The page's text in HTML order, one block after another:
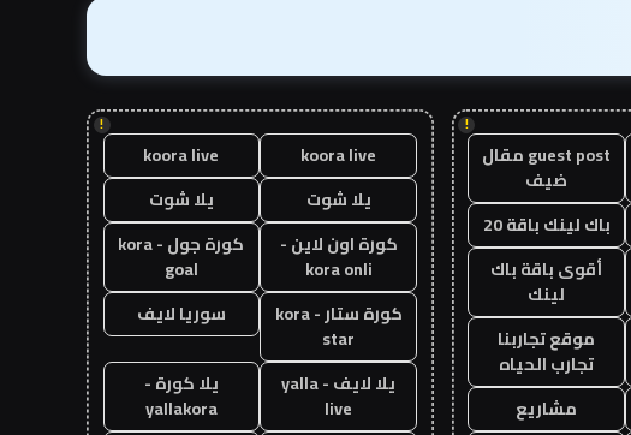
!
guest post مقال
ضيف
باك لينك باقة 20
أقوى باقة باك
لينك
موقع تجاربنا
تجارب الحياه
مشاريع
!
koora live
koora live
يلا شوت
يلا شوت
كورة اون لاين -
kora onli
كورة جول - kora
goal
كورة ستار - kora
star
سوريا لايف
يلا لايف - yalla
live
يلا كورة -
yallakora